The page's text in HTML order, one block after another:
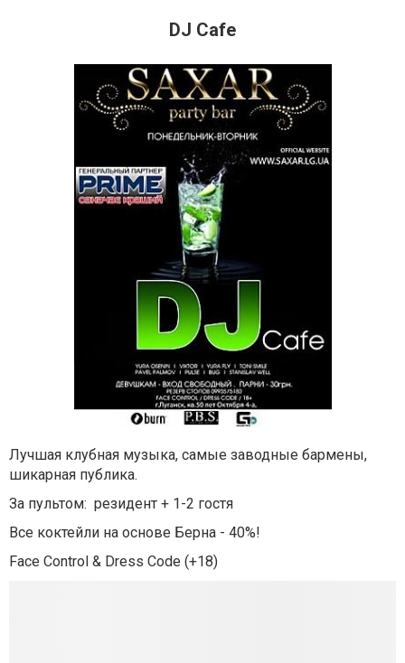
DJ Cafe
Лучшая клубная музыка, самые заводные бармены,
шикарная публика.
За пультом: резидент + 1-2 гостя
Все коктейли на основе Берна - 40%!
Face Control & Dress Code (+18)